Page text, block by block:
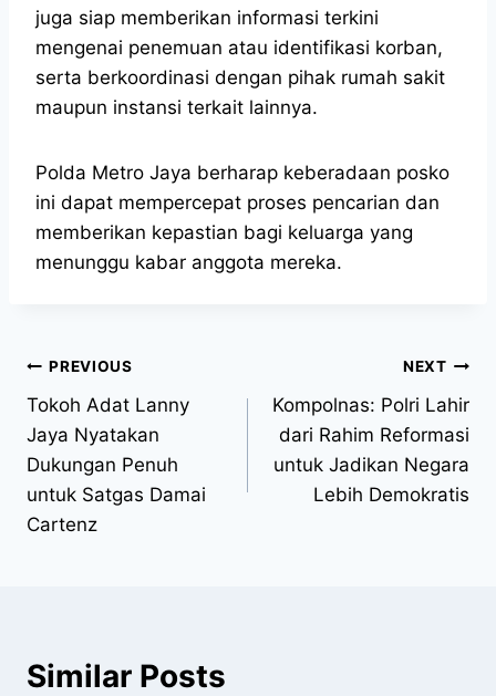
juga siap memberikan informasi terkini
mengenai penemuan atau identifikasi korban,
serta berkoordinasi dengan pihak rumah sakit
maupun instansi terkait lainnya.
Polda Metro Jaya berharap keberadaan posko
ini dapat mempercepat proses pencarian dan
memberikan kepastian bagi keluarga yang
menunggu kabar anggota mereka.
PREVIOUS
Tokoh Adat Lanny
Jaya Nyatakan
Dukungan Penuh
untuk Satgas Damai
Cartenz
NEXT
Kompolnas: Polri Lahir
dari Rahim Reformasi
untuk Jadikan Negara
Lebih Demokratis
Similar Posts